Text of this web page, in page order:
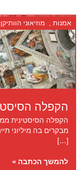
הקפלה
אמנות מוזיאוני הוותיקן
הקפלה הסיסטינית
מבקרים בה מיליוני
[…]
הקפלה
להמשך הכתבה »